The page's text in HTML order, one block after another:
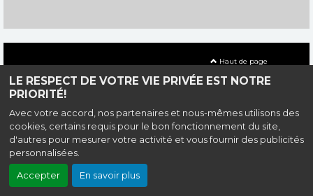
LE RESPECT DE VOTRE VIE PRIVÉE EST NOTRE
PRIORITÉ!
Avec votre accord, nos partenaires et nous-mêmes utilisons des
cookies, certains requis pour le bon fonctionnement du site,
d'autres pour mesurer votre activité et vous fournir des publicités
personnalisées.
Accepter En savoir plus
Haut de page
Rue de la Conterie, 35131 Chartres-de-Bretagne |
Politique de confidentialité
Création site internet www.erakys.com